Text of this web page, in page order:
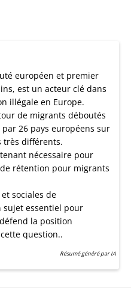
européen et premier
est un acteur clé dans
illégale en Europe.
de migrants déboutés
26 pays européens sur
très différents.
nécessaire pour
rétention pour migrants
sociales de
essentiel pour
la position
question..
Résumé généré par IA